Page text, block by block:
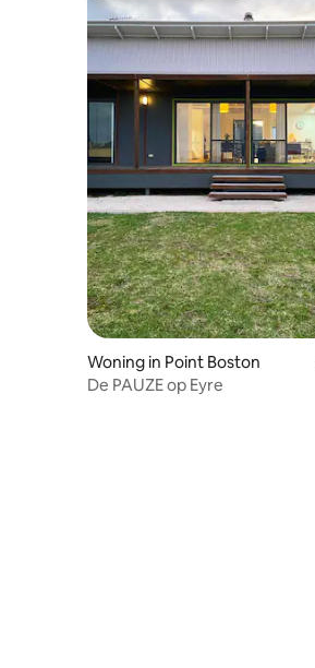
Woning in Point Boston
De PAUZE op Eyre